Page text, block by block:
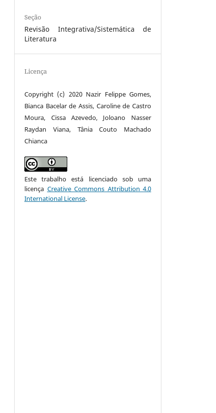
Seção
Revisão Integrativa/Sistemática de
Literatura
Licença
Copyright (c) 2020 Nazir Felippe Gomes,
Bianca Bacelar de Assis, Caroline de Castro
Moura, Cissa Azevedo, Joloano Nasser
Raydan Viana, Tânia Couto Machado
Chianca
Este trabalho está licenciado sob uma
licença Creative Commons Attribution 4.0
International License.